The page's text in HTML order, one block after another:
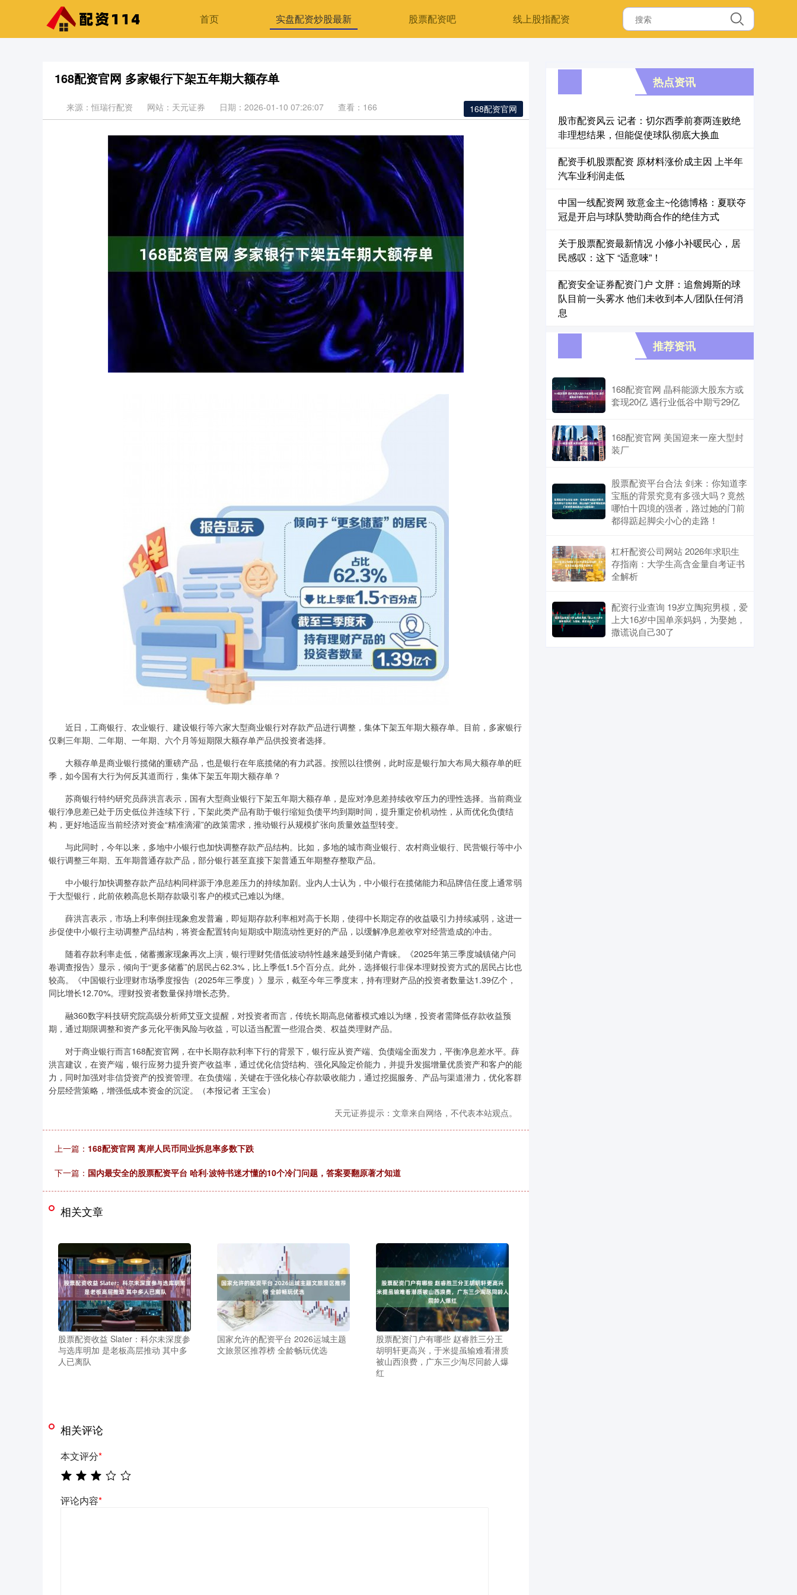
首页 实盘配资炒股最新 股票配资吧 线上股指配资
168配资官网 多家银行下架五年期大额存单
168配资官网
来源：恒瑞行配资 网站：天元证券 日期：2026-01-10 07:26:07 查看：166
近日，工商银行、农业银行、建设银行等六家大型商业银行对存款产品进行调整，集体下架五年期大额存单。目前，多家银行
仅剩三年期、二年期、一年期、六个月等短期限大额存单产品供投资者选择。
大额存单是商业银行揽储的重磅产品，也是银行在年底揽储的有力武器。按照以往惯例，此时应是银行加大布局大额存单的旺
季，如今国有大行为何反其道而行，集体下架五年期大额存单？
苏商银行特约研究员薛洪言表示，国有大型商业银行下架五年期大额存单，是应对净息差持续收窄压力的理性选择。当前商业
银行净息差已处于历史低位并连续下行，下架此类产品有助于银行缩短负债平均到期时间，提升重定价机动性，从而优化负债结
构，更好地适应当前经济对资金“精准滴灌”的政策需求，推动银行从规模扩张向质量效益型转变。
与此同时，今年以来，多地中小银行也加快调整存款产品结构。比如，多地的城市商业银行、农村商业银行、民营银行等中小
银行调整三年期、五年期普通存款产品，部分银行甚至直接下架普通五年期整存整取产品。
中小银行加快调整存款产品结构同样源于净息差压力的持续加剧。业内人士认为，中小银行在揽储能力和品牌信任度上通常弱
于大型银行，此前依赖高息长期存款吸引客户的模式已难以为继。
薛洪言表示，市场上利率倒挂现象愈发普遍，即短期存款利率相对高于长期，使得中长期定存的收益吸引力持续减弱，这进一
步促使中小银行主动调整产品结构，将资金配置转向短期或中期流动性更好的产品，以缓解净息差收窄对经营造成的冲击。
随着存款利率走低，储蓄搬家现象再次上演，银行理财凭借低波动特性越来越受到储户青睐。《2025年第三季度城镇储户问
卷调查报告》显示，倾向于“更多储蓄”的居民占62.3%，比上季低1.5个百分点。此外，选择银行非保本理财投资方式的居民占比也
较高。《中国银行业理财市场季度报告（2025年三季度）》显示，截至今年三季度末，持有理财产品的投资者数量达1.39亿个，
同比增长12.70%。理财投资者数量保持增长态势。
融360数字科技研究院高级分析师艾亚文提醒，对投资者而言，传统长期高息储蓄模式难以为继，投资者需降低存款收益预
期，通过期限调整和资产多元化平衡风险与收益，可以适当配置一些混合类、权益类理财产品。
对于商业银行而言168配资官网，在中长期存款利率下行的背景下，银行应从资产端、负债端全面发力，平衡净息差水平。薛
洪言建议，在资产端，银行应努力提升资产收益率，通过优化信贷结构、强化风险定价能力，并提升发掘增量优质资产和客户的能
力，同时加强对非信贷资产的投资管理。在负债端，关键在于强化核心存款吸收能力，通过挖掘服务、产品与渠道潜力，优化客群
分层经营策略，增强低成本资金的沉淀。（本报记者 王宝会）
天元证券提示：文章来自网络，不代表本站观点。
上一篇： 168配资官网 离岸人民币同业拆息率多数下跌
下一篇： 国内最安全的股票配资平台 哈利·波特书迷才懂的10个冷门问题，答案要翻原著才知道
相关文章
股票配资收益 Slater：科尔未深度参
与选库明加 是老板高层推动 其中多
人已离队
国家允许的配资平台 2026运城主题
文旅景区推荐榜 全龄畅玩优选
股票配资门户有哪些 赵睿胜三分王
胡明轩更高兴，于米提虽输难看潜质
被山西浪费，广东三少淘尽同龄人爆
红
相关评论
本文评分*
评论内容*
热点资讯
股市配资风云 记者：切尔西季前赛两连败绝
非理想结果，但能促使球队彻底大换血
配资手机股票配资 原材料涨价成主因 上半年
汽车业利润走低
中国一线配资网 致意金主~伦德博格：夏联夺
冠是开启与球队赞助商合作的绝佳方式
关于股票配资最新情况 小修小补暖民心，居
民感叹：这下 “适意唻”！
配资安全证券配资门户 文胖：追詹姆斯的球
队目前一头雾水 他们未收到本人/团队任何消
息
推荐资讯
168配资官网 晶科能源大股东方或
套现20亿 遇行业低谷中期亏29亿
168配资官网 美国迎来一座大型封
装厂
股票配资平台合法 剑来：你知道李
宝瓶的背景究竟有多强大吗？竟然
哪怕十四境的强者，路过她的门前
都得踮起脚尖小心的走路！
杠杆配资公司网站 2026年求职生
存指南：大学生高含金量自考证书
全解析
配资行业查询 19岁立陶宛男模，爱
上大16岁中国单亲妈妈，为娶她，
撒谎说自己30了